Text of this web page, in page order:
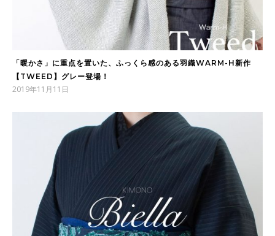
「暖かさ」に重点を置いた、ふっくら感のある羽織WARM-H新作
【TWEED】グレー登場！
2019年11月11日